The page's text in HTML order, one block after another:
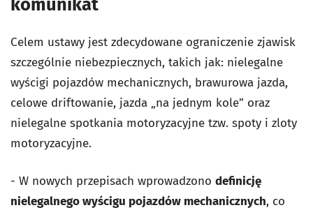
komunikat
Celem ustawy jest zdecydowane ograniczenie zjawisk
szczególnie niebezpiecznych, takich jak: nielegalne
wyścigi pojazdów mechanicznych, brawurowa jazda,
celowe driftowanie, jazda „na jednym kole” oraz
nielegalne spotkania motoryzacyjne tzw. spoty i zloty
motoryzacyjne.
- W nowych przepisach wprowadzono definicję
nielegalnego wyścigu pojazdów mechanicznych, co